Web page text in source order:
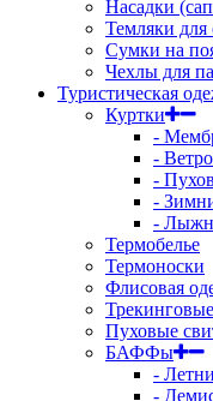
Насадки
Темляки для
Сумки на
Чехлы для
Туристическая
Куртки
-
-
-
-
-
Термобелье
Термоноски
Флисовая
Пуховые
БАФФы
-
-